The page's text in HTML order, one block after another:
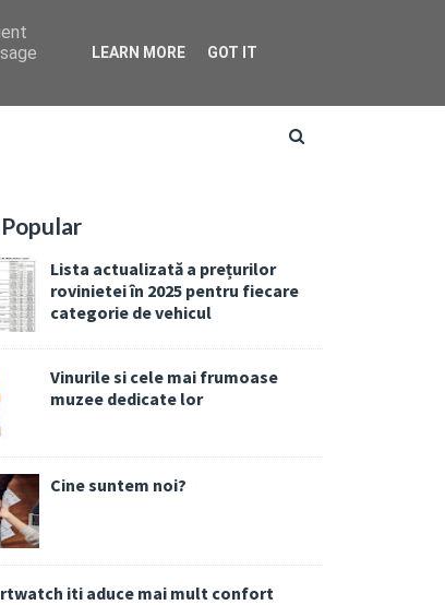
Lista actualizată a prețurilor
rovinietei în 2025 pentru fiecare
categorie de vehicul
Vinurile si cele mai frumoase
muzee dedicate lor
Cine suntem noi?
iti aduce mai mult confort
LEARN MORE GOT IT